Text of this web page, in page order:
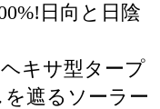
日向と日陰
キサ型タープ
遮るソーラー